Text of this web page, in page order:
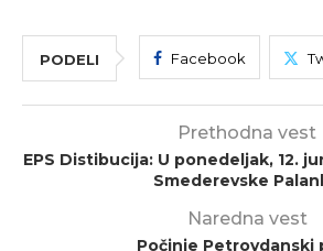
PODELI Facebook
Prethodna vest
EPS Distibucija: U ponedeljak, 12.
Smederevske
Naredna vest
Počinje Petrovdanski